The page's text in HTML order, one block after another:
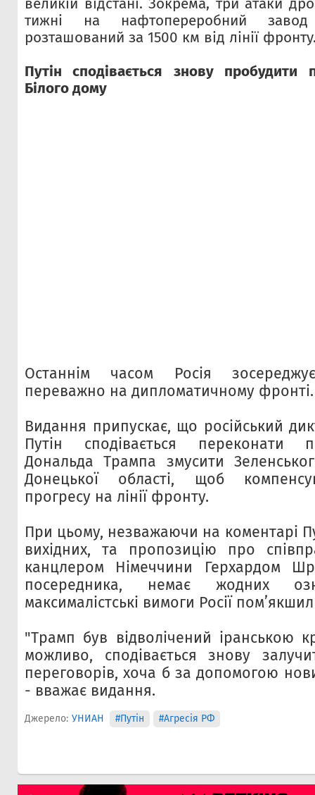
великій відстані. Зокрема, три атаки
тижні на нафтопереробний
розташований за 1500 км від лінії
Путін сподівається знову пробудити
Білого дому
Останнім часом Росія
переважно на дипломатичному фронті.
Видання припускає, що російський
Путін сподівається переконати
Дональда Трампа змусити
Донецької області, щоб
прогресу на лінії фронту.
При цьому, незважаючи на коментарі
вихідних, та пропозицію про
канцлером Німеччини Герхардом
посередника, немає жодних
максималістські вимоги Росії
"Трамп був відволічений іранською
можливо, сподівається знову
переговорів, хоча б за допомогою
- вважає видання.
Джерело: УНИАН #Путін #Агресія РФ